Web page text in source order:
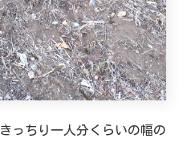
っちり一人分くらいの幅の